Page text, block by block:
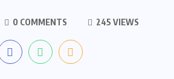
0 COMMENTS 245 VIEWS